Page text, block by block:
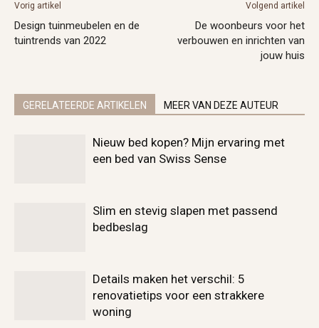
Vorig artikel
Design tuinmeubelen en de
tuintrends van 2022
Volgend artikel
De woonbeurs voor het
verbouwen en inrichten van
jouw huis
GERELATEERDE ARTIKELEN MEER VAN DEZE AUTEUR
Nieuw bed kopen? Mijn ervaring met
een bed van Swiss Sense
Slim en stevig slapen met passend
bedbeslag
Details maken het verschil: 5
renovatietips voor een strakkere
woning